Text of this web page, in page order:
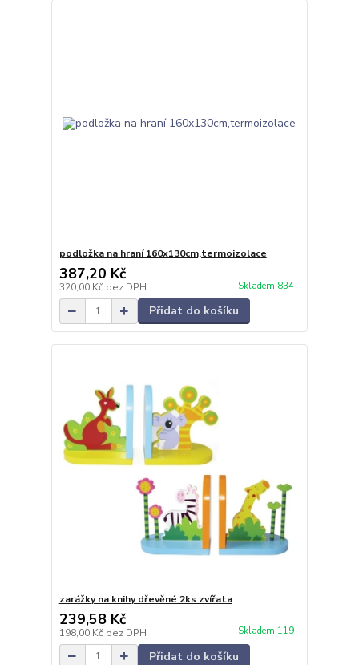
podložka na hraní 160x130cm,termoizolace
387,20 Kč
320,00 Kč bez DPH Skladem 834
Přidat do košíku
zarážky na knihy dřevěné 2ks zvířata
239,58 Kč
198,00 Kč bez DPH Skladem 119
Přidat do košíku